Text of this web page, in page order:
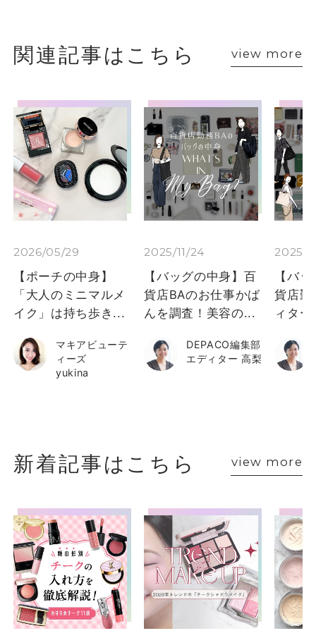
関連記事はこちら view more
2026/05/29
【ポーチの中身】
「大人のミニマルメ
イク」は持ち歩き...
マキアビューテ
ィーズ
yukina
2025/11/24
【バッグの中身】百
貨店BAのお仕事かば
んを調査！美容の...
DEPACO編集部
エディター 高梨
2025/
【バ
貨店勤
ィタ
新着記事はこちら view more